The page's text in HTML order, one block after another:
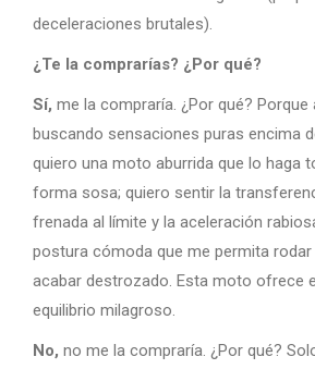
deceleraciones brutales).
¿Te la comprarías? ¿Por qué?
Sí, me la compraría. ¿Por qué?
buscando sensaciones puras encima
quiero una moto aburrida que lo haga
forma sosa; quiero sentir la
frenada al límite y la aceleración
postura cómoda que me permita
acabar destrozado. Esta moto ofrece
equilibrio milagroso.
No, no me la compraría. ¿Por qué?